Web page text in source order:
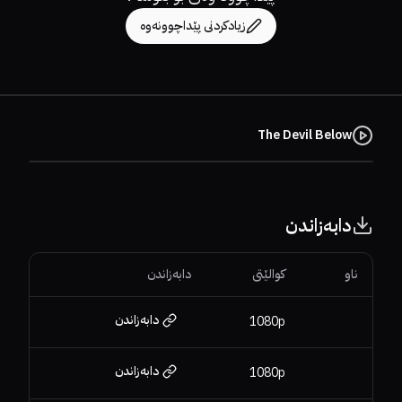
زیادکردنی پێداچوونەوە
The Devil Below
دابەزاندن
ناو کوالێتی دابەزاندن
1080p دابەزاندن
1080p دابەزاندن